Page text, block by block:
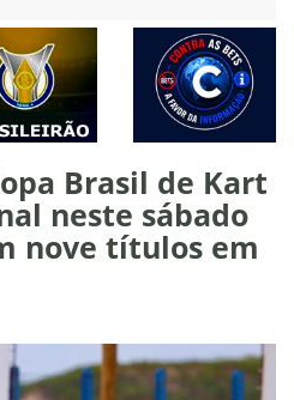
Brasil de Kart
neste sábado
nove títulos em